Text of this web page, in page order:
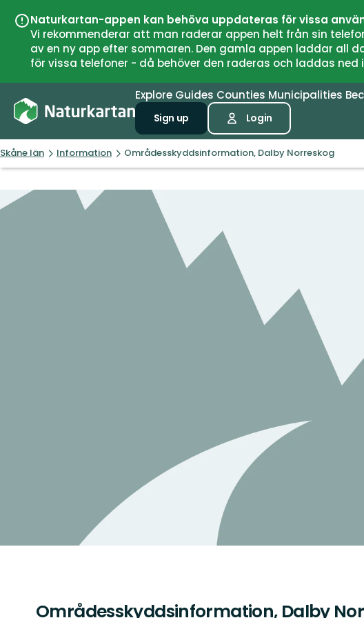
Naturkartan-appen kan behöva uppdateras för vissa
Vi rekommenderar att man raderar appen helt från sin
av en ny app efter sommaren. Den gamla appen laddar
för vissa telefoner - då behöver den raderas och laddas ned
Explore Guides Counties Municipalities
Sign up Login
Skåne län Information Områdesskyddsinformation, Dalby Norreskog
Områdesskyddsinformation, Dalby